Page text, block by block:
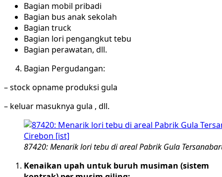
Bagian mobil pribadi
Bagian bus anak sekolah
Bagian truck
Bagian lori pengangkut tebu
Bagian perawatan, dll.
Bagian Pergudangan:
– stock opname produksi gula
– keluar masuknya gula , dll.
87420: Menarik lori tebu di areal Pabrik Gula
Kenaikan upah untuk buruh musiman (sistem